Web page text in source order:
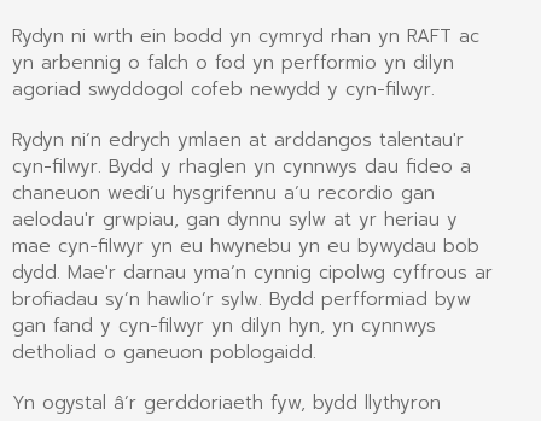
Rydyn ni wrth ein bodd yn cymryd rhan yn RAFT ac
yn arbennig o falch o fod yn perfformio yn dilyn
agoriad swyddogol cofeb newydd y cyn-filwyr.
Rydyn ni’n edrych ymlaen at arddangos talentau'r
cyn-filwyr. Bydd y rhaglen yn cynnwys dau fideo a
chaneuon wedi’u hysgrifennu a’u recordio gan
aelodau'r grwpiau, gan dynnu sylw at yr heriau y
mae cyn-filwyr yn eu hwynebu yn eu bywydau bob
dydd. Mae'r darnau yma’n cynnig cipolwg cyffrous ar
brofiadau sy’n hawlio’r sylw. Bydd perfformiad byw
gan fand y cyn-filwyr yn dilyn hyn, yn cynnwys
detholiad o ganeuon poblogaidd.
Yn ogystal â’r gerddoriaeth fyw, bydd llythyron